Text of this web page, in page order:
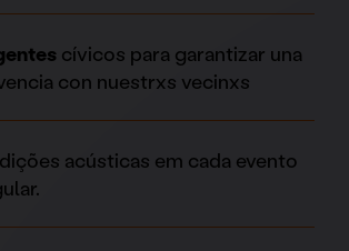
cívicos para garantizar una
con nuestrxs vecinxs
acústicas em cada evento